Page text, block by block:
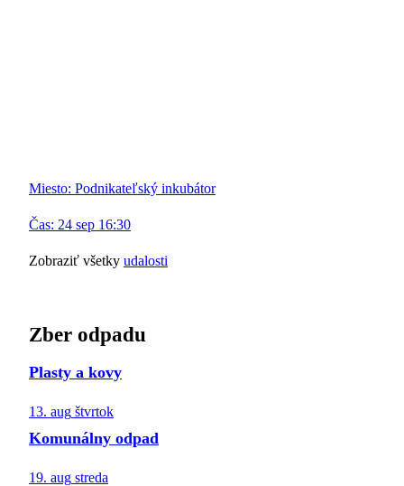
Miesto: Podnikateľský inkubátor
Čas: 24 sep 16:30
Zobraziť všetky udalosti
Zber odpadu
Plasty a kovy
13. aug štvrtok
Komunálny odpad
19. aug streda